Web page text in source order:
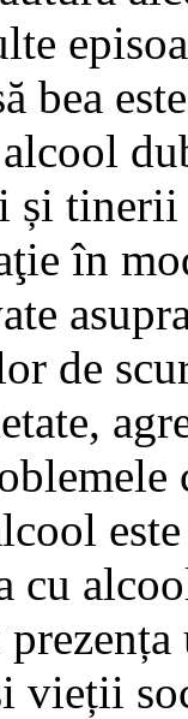
bea
și tinerii
în
de
cu
vieții